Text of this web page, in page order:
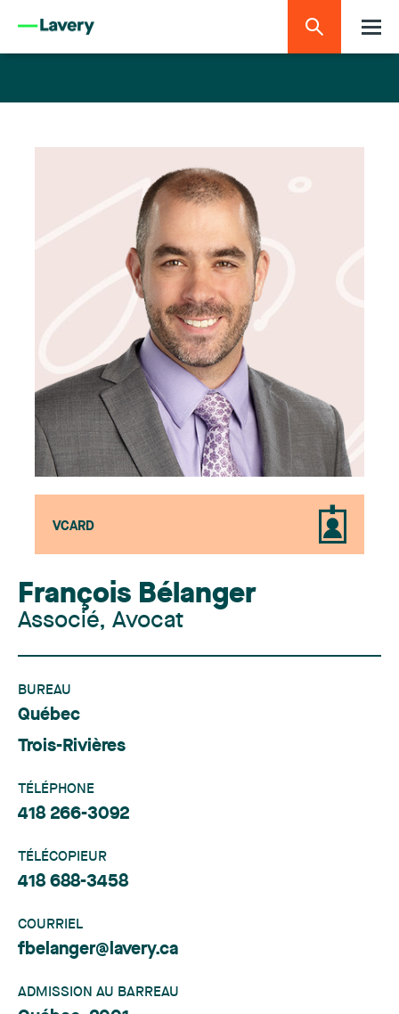
VCARD
François Bélanger
Associé, Avocat
BUREAU
Québec
Trois-Rivières
TÉLÉPHONE
418 266-3092
TÉLÉCOPIEUR
418 688-3458
COURRIEL
fbelanger@lavery.ca
ADMISSION AU BARREAU